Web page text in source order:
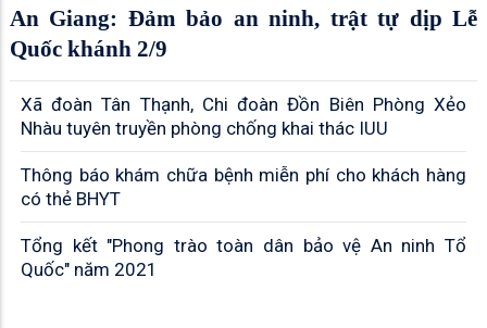
An Giang: Đảm bảo an ninh, trật tự dịp Lễ
Quốc khánh 2/9
Xã đoàn Tân Thạnh, Chi đoàn Đồn Biên Phòng Xẻo
Nhàu tuyên truyền phòng chống khai thác IUU
Thông báo khám chữa bệnh miễn phí cho khách hàng
có thẻ BHYT
Tổng kết "Phong trào toàn dân bảo vệ An ninh Tổ
Quốc" năm 2021